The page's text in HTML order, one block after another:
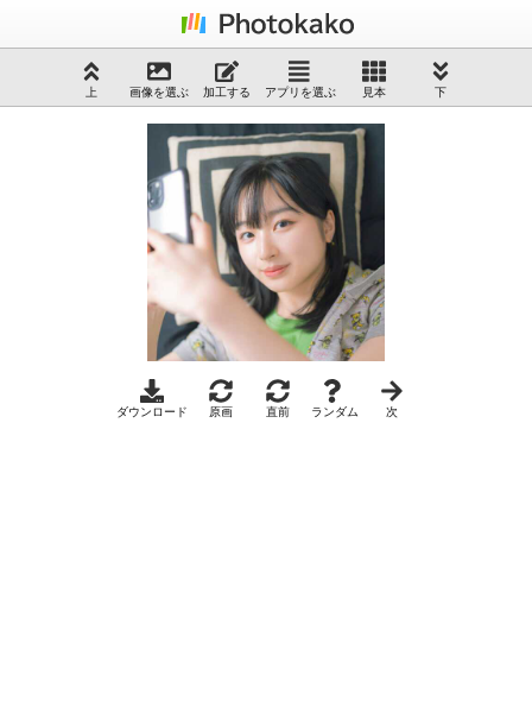
上 画像を選ぶ 加工する アプリを選ぶ 見本 下
ダウンロード 原画 直前 ランダム 次